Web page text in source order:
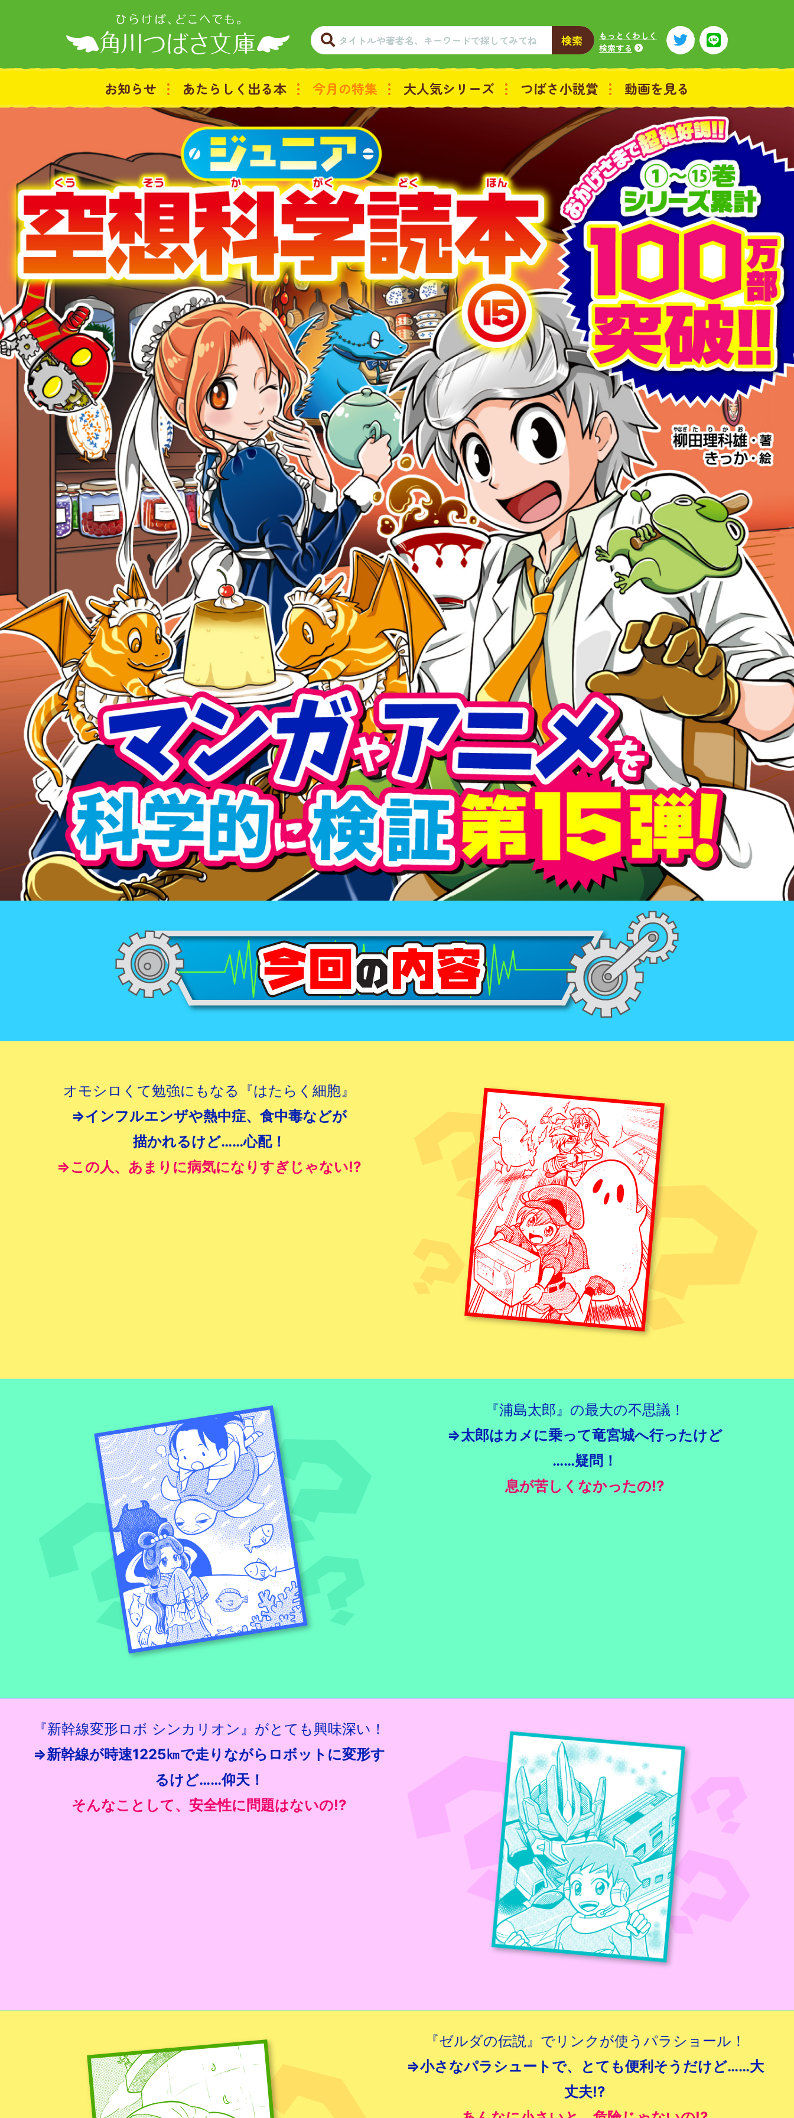
検索
もっとくわしく
検索する
お知らせ あたらしく出る本 今月の特集 大人気シリーズ つばさ小説賞 動画を見る
オモシロくて勉強にもなる『はたらく細胞』
⇒インフルエンザや熱中症、食中毒などが
描かれるけど……心配！
⇒この人、あまりに病気になりすぎじゃない!?
『浦島太郎』の最大の不思議！
⇒太郎はカメに乗って竜宮城へ行ったけど
……疑問！
息が苦しくなかったの!?
『新幹線変形ロボ シンカリオン』がとても興味深い！
⇒新幹線が時速1225㎞で走りながらロボットに変形す
るけど……仰天！
そんなことして、安全性に問題はないの!?
『ゼルダの伝説』でリンクが使うパラショール！
⇒小さなパラシュートで、とても便利そうだけど……大
丈夫!?